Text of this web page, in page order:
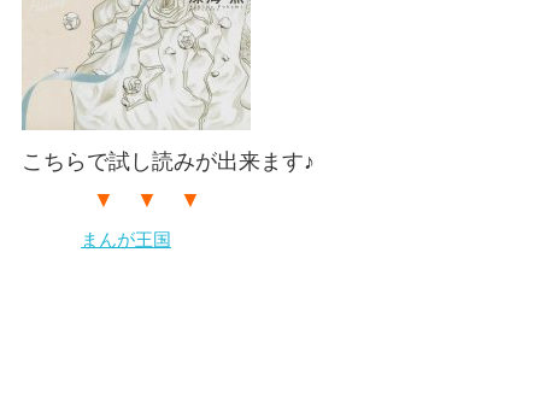
こちらで試し読みが出来ます♪
▼ ▼ ▼
まんが王国